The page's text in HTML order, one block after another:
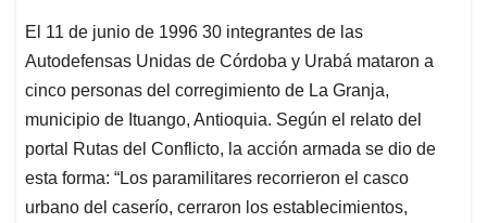
El 11 de junio de 1996 30 integrantes de las
Autodefensas Unidas de Córdoba y Urabá mataron a
cinco personas del corregimiento de La Granja,
municipio de Ituango, Antioquia. Según el relato del
portal Rutas del Conflicto, la acción armada se dio de
esta forma: “Los paramilitares recorrieron el casco
urbano del caserío, cerraron los establecimientos,